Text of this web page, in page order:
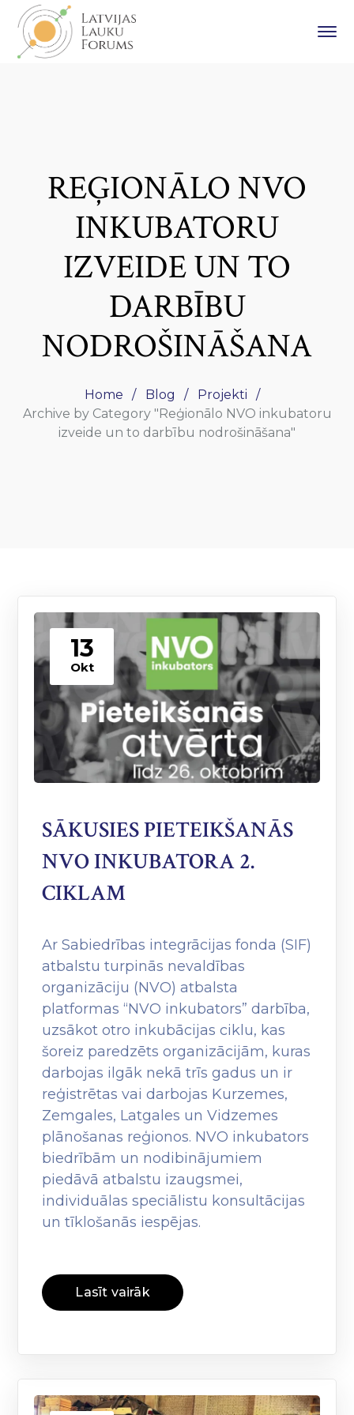
REĢIONĀLO NVO
INKUBATORU
IZVEIDE UN TO
DARBĪBU
NODROŠINĀŠANA
Home Blog
Projekti
Archive by Category "Reģionālo NVO inkubatoru
izveide un to darbību nodrošināšana"
13
Okt
SĀKUSIES PIETEIKŠANĀS
NVO INKUBATORA 2.
CIKLAM
Ar Sabiedrības integrācijas fonda (SIF)
atbalstu turpinās nevaldības
organizāciju (NVO) atbalsta
platformas “NVO inkubators” darbība,
uzsākot otro inkubācijas ciklu, kas
šoreiz paredzēts organizācijām, kuras
darbojas ilgāk nekā trīs gadus un ir
reģistrētas vai darbojas Kurzemes,
Zemgales, Latgales un Vidzemes
plānošanas reģionos. NVO inkubators
biedrībām un nodibinājumiem
piedāvā atbalstu izaugsmei,
individuālas speciālistu konsultācijas
un tīklošanās iespējas.
Lasīt vairāk